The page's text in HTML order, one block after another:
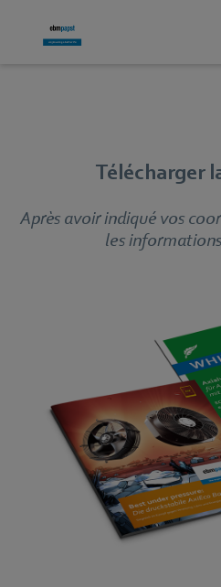
Télécharger
Après avoir indiqué vos
les